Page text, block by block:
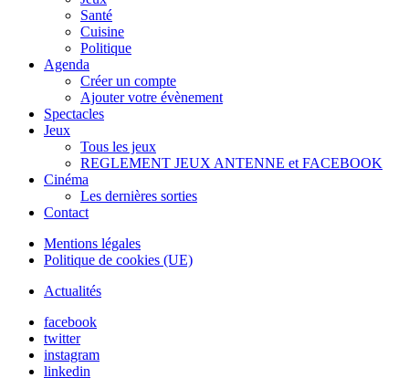
Santé
Cuisine
Politique
Agenda
Créer un compte
Ajouter votre évènement
Spectacles
Jeux
Tous les jeux
REGLEMENT JEUX ANTENNE et FACEBOOK
Cinéma
Les dernières sorties
Contact
Mentions légales
Politique de cookies (UE)
Actualités
facebook
twitter
instagram
linkedin